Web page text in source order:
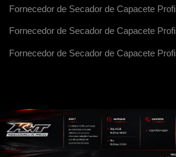
Fornecedor de Secador de Capacete
Fornecedor de Secador de Capacete
Fornecedor de Secador de Capacete